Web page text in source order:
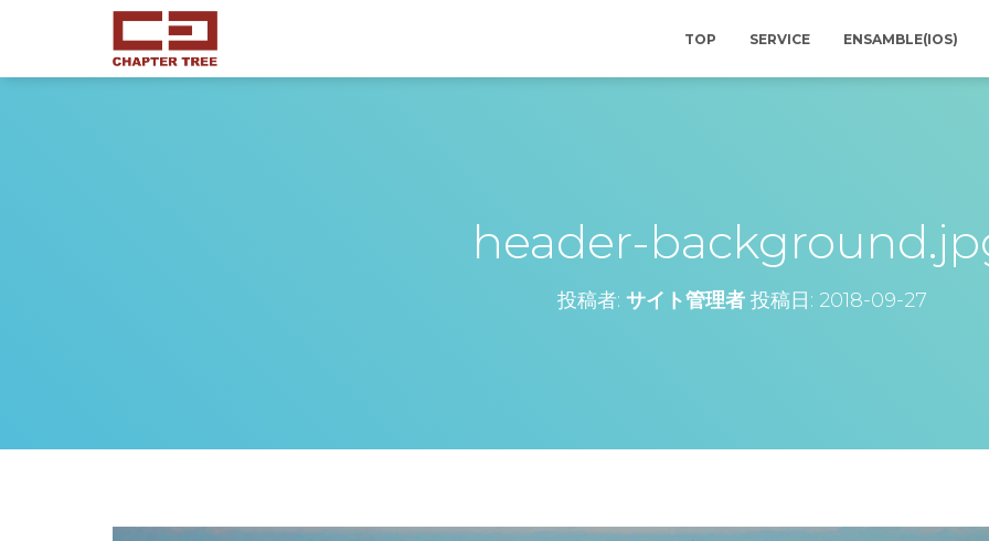
TOP SERVICE ENSAMBLE(IOS)
header-
投稿者: サイト管理者投稿日: 2018-09-27